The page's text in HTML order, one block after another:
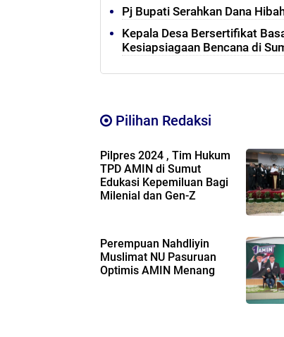
Pj Bupati Serahkan Dana
Kepala Desa Bersertifikat
Kesiapsiagaan Bencana di
Pilihan Redaksi
Pilpres 2024 , Tim Hukum
TPD AMIN di Sumut
Edukasi Kepemiluan Bagi
Milenial dan Gen-Z
Perempuan Nahdliyin
Muslimat NU Pasuruan
Optimis AMIN Menang